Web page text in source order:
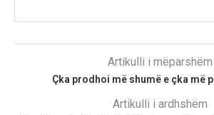
Artikulli i mëparshëm
Çka prodhoi më shumë e çka më
Artikulli i ardhshëm